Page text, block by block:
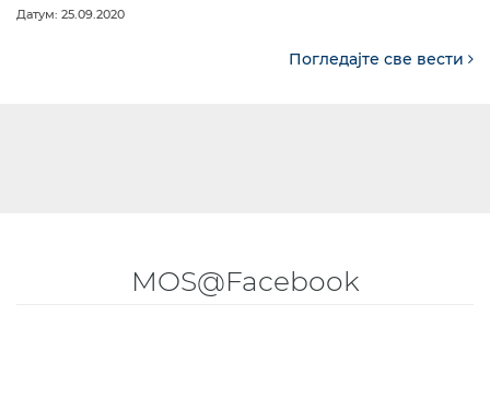
Датум: 25.09.2020
Погледајте све вести
MOS@Facebook